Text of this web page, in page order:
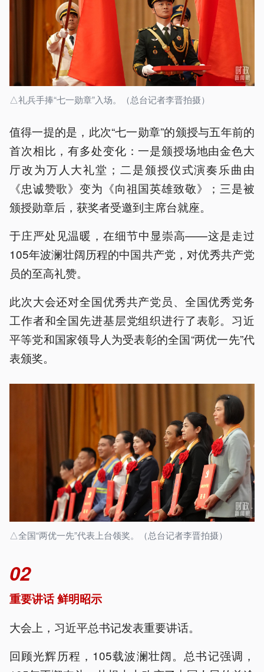
△礼兵手捧“七一勋章”入场。（总台记者李晋拍摄）
值得一提的是，此次“七一勋章”的颁授与五年前的
首次相比，有多处变化：一是颁授场地由金色大
厅改为万人大礼堂；二是颁授仪式演奏乐曲由
《忠诚赞歌》变为《向祖国英雄致敬》；三是被
颁授勋章后，获奖者受邀到主席台就座。
于庄严处见温暖，在细节中显崇高——这是走过
105年波澜壮阔历程的中国共产党，对优秀共产党
员的至高礼赞。
此次大会还对全国优秀共产党员、全国优秀党务
工作者和全国先进基层党组织进行了表彰。习近
平等党和国家领导人为受表彰的全国“两优一先”代
表颁奖。
△全国“两优一先”代表上台领奖。（总台记者李晋拍摄）
02
重要讲话 鲜明昭示
大会上，习近平总书记发表重要讲话。
回顾光辉历程，105载波澜壮阔。总书记强调，